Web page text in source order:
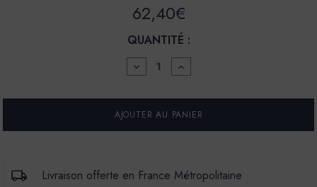
62,40€
QUANTITÉ :
DIMINUER
LA
POUR
PEINTURE
LA
MAT
PROFOND
AUGMENTER
LA
POUR
PEINTURE
LA
MAT
PROFOND
Livraison offerte en France Métropolitaine